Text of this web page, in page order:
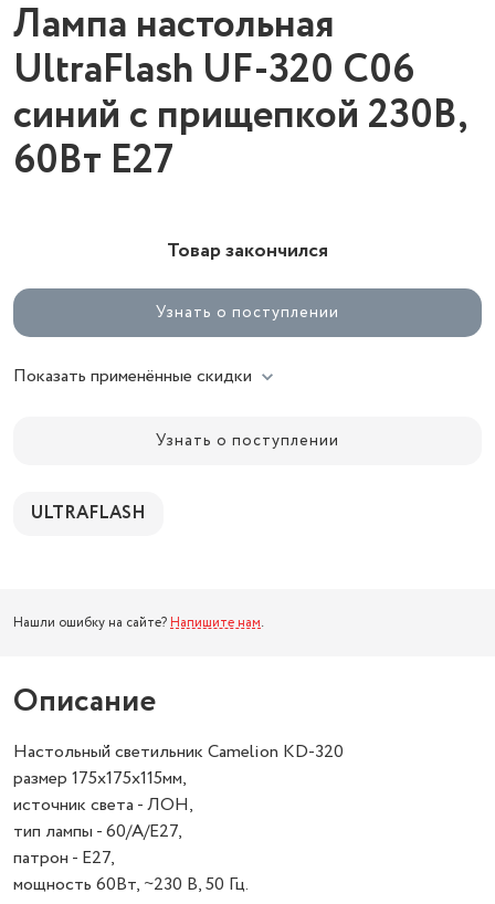
Лампа настольная
UltraFlash UF-320 C06
синий с прищепкой 230В,
60Вт E27
Товар закончился
Узнать о поступлении
Показать применённые скидки
Узнать о поступлении
ULTRAFLASH
Нашли ошибку на сайте? Напишите нам.
Описание
Настольный светильник Camelion KD-320
размер 175х175х115мм,
источник света - ЛОН,
тип лампы - 60/А/Е27,
патрон - E27,
мощность 60Вт, ~230 В, 50 Гц.